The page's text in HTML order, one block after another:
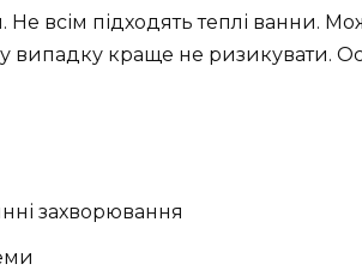
всім підходять теплі ванни.
випадку краще не ризикувати.
захворювання